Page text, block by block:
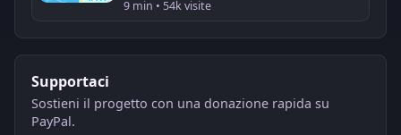
9 min • 54k visite
Supportaci
Sostieni il progetto con una donazione rapida su
PayPal.